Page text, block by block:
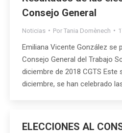
Consejo General
Noticias Por Tania Domènech
Emiliana Vicente González se
Consejo General del Trabajo
diciembre de 2018 CGTS Este
diciembre, se han celebrado
ELECCIONES AL